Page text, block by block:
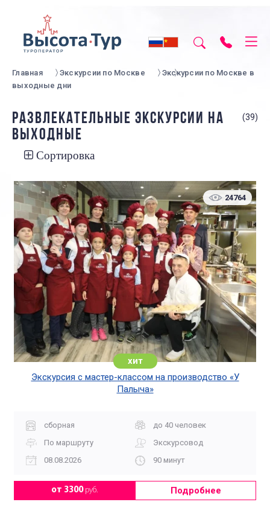
Главная Экскурсии по Москве
Экскурсии по Москве в
выходные дни
РАЗВЛЕКАТЕЛЬНЫЕ ЭКСКУРСИИ НА
ВЫХОДНЫЕ
(39)
Сортировка
24764
хит
Экскурсия с мастер-классом на производство «У
Палыча»
сборная
до 40 человек
По маршруту
Экскурсовод
08.08.2026
90 минут
от 3300руб. Подробнее